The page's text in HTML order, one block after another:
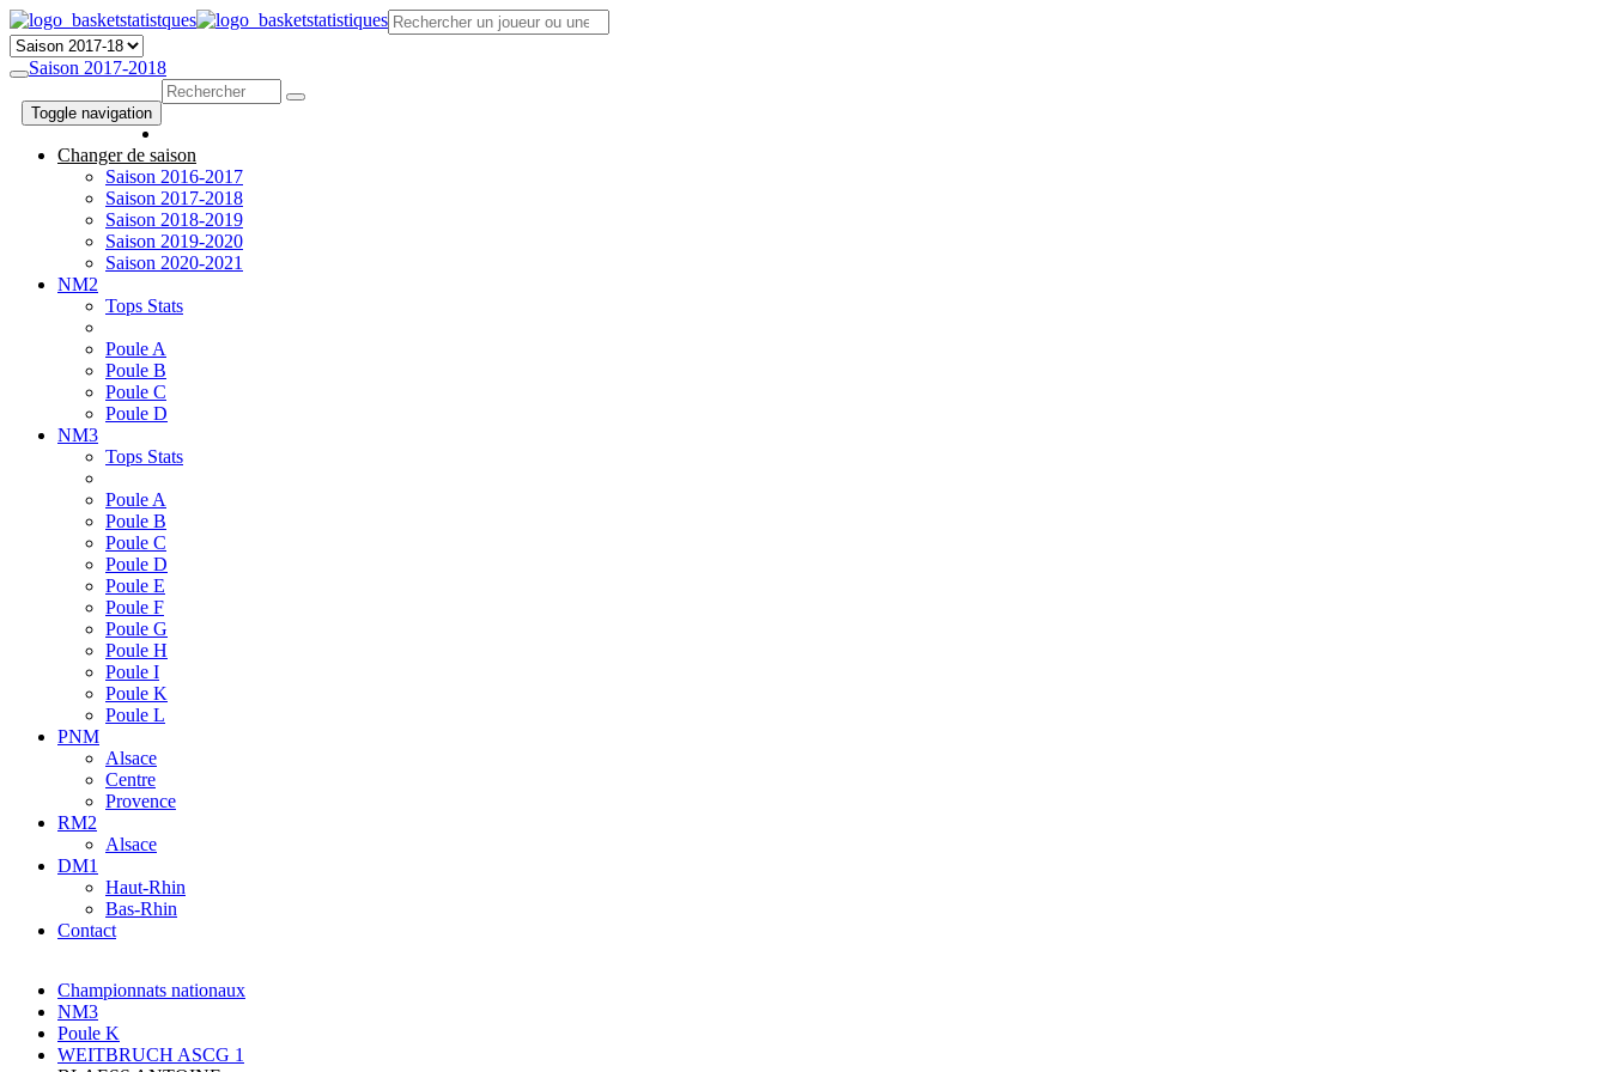
Saison 2017-2018
Toggle navigation
Changer de saison
Saison 2016-2017
Saison 2017-2018
Saison 2018-2019
Saison 2019-2020
Saison 2020-2021
NM2
Tops Stats
Poule A
Poule B
Poule C
Poule D
NM3
Tops Stats
Poule A
Poule B
Poule C
Poule D
Poule E
Poule F
Poule G
Poule H
Poule I
Poule K
Poule L
PNM
Alsace
Centre
Provence
RM2
Alsace
DM1
Haut-Rhin
Bas-Rhin
Contact
Championnats nationaux
NM3
Poule K
WEITBRUCH ASCG 1